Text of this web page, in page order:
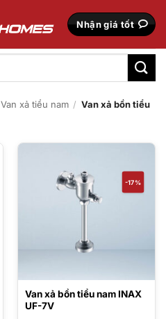
Nhận giá tốt
Van xả tiểu nam / Van xả bồn tiểu
-17%
Van xả bồn tiểu nam INAX
UF-7V